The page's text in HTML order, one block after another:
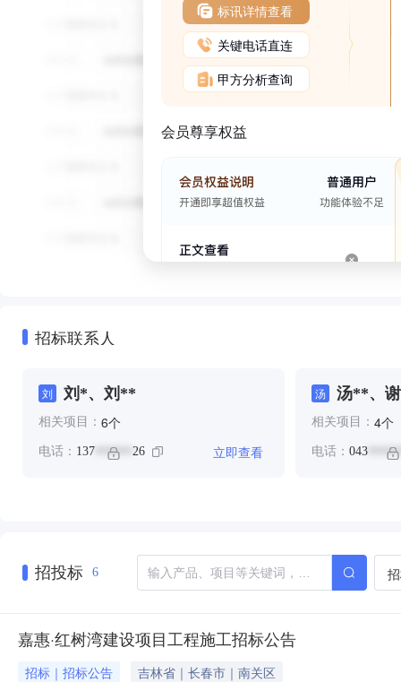
标讯详情查看
关键电话直连
甲方分析查询
会员尊享权益
招标联系人
刘 刘*、刘**
相关项目： 6个
电话： 137 ****** 26 立即查看
汤 汤**、
相关项目： 4个
电话： 043
招投标 6
嘉惠·红树湾建设项目工程施工招标公告
招标｜招标公告
吉林省｜长春市｜南关区